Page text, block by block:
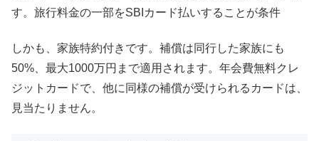
す。旅行料金の一部をSBIカード払いすることが条件
しかも、家族特約付きです。補償は同行した家族にも
50%、最大1000万円まで適用されます。年会費無料クレ
ジットカードで、他に同様の補償が受けられるカードは、
見当たりません。